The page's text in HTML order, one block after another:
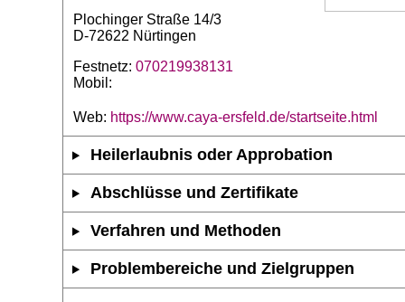
Plochinger Straße 14/3
D-72622 Nürtingen
Festnetz: 070219938131
Mobil:
Web: https://www.caya-ersfeld.de/startseite.html
Heilerlaubnis oder Approbation
Abschlüsse und Zertifikate
Verfahren und Methoden
Problembereiche und Zielgruppen